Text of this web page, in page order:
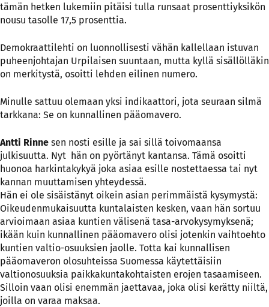
tämän hetken lukemiin pitäisi tulla runsaat prosenttiyksikön
nousu tasolle 17,5 prosenttia.
Demokraattilehti on luonnollisesti vähän kallellaan istuvan
puheenjohtajan Urpilaisen suuntaan, mutta kyllä sisällölläkin
on merkitystä, osoitti lehden eilinen numero.
Minulle sattuu olemaan yksi indikaattori, jota seuraan silmä
tarkkana: Se on kunnallinen pääomavero.
Antti Rinne sen nosti esille ja sai sillä toivomaansa
julkisuutta. Nyt hän on pyörtänyt kantansa. Tämä osoitti
huonoa harkintakykyä joka asiaa esille nostettaessa tai nyt
kannan muuttamisen yhteydessä.
Hän ei ole sisäistänyt oikein asian perimmäistä kysymystä:
Oikeudenmukaisuutta kuntalaisten kesken, vaan hän sortuu
arvioimaan asiaa kuntien välisenä tasa-arvokysymyksenä;
ikään kuin kunnallinen pääomavero olisi jotenkin vaihtoehto
kuntien valtio-osuuksien jaolle. Totta kai kunnallisen
pääomaveron olosuhteissa Suomessa käytettäisiin
valtionosuuksia paikkakuntakohtaisten erojen tasaamiseen.
Silloin vaan olisi enemmän jaettavaa, joka olisi kerätty niiltä,
joilla on varaa maksaa.